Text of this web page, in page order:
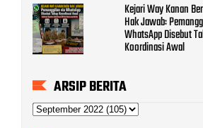
Kejari Way Kanan
Hak Jawab:
WhatsApp Disebut
Koordinasi Awal
ARSIP BERITA